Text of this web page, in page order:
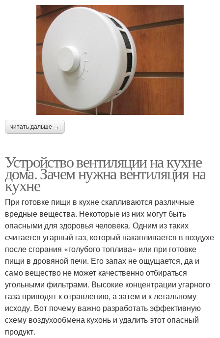
читать дальше →
Устройство вентиляции на кухне
дома. Зачем нужна вентиляция на
кухне
При готовке пищи в кухне скапливаются различные
вредные вещества. Некоторые из них могут быть
опасными для здоровья человека. Одним из таких
считается угарный газ, который накапливается в воздухе
после сгорания «голубого топлива» или при готовке
пищи в дровяной печи. Его запах не ощущается, да и
само вещество не может качественно отбираться
угольными фильтрами. Высокие концентрации угарного
газа приводят к отравлению, а затем и к летальному
исходу. Вот почему важно разработать эффективную
схему воздухообмена кухонь и удалить этот опасный
продукт.